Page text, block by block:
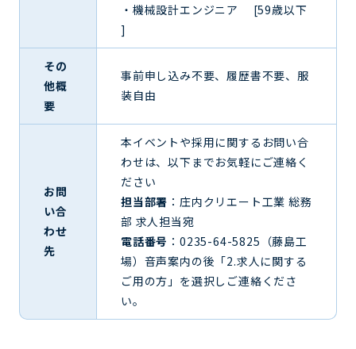
・機械設計エンジニア [59歳以下
]
その
他概
要
事前申し込み不要、履歴書不要、服
装自由
お問
い合
わせ
先
本イベントや採用に関するお問い合
わせは、以下までお気軽にご連絡く
ださい
担当部署 ：庄内クリエート工業 総務
部 求人担当宛
電話番号 ：0235-64-5825（藤島工
場）音声案内の後「2.求人に関する
ご用の方」を選択しご連絡くださ
い。